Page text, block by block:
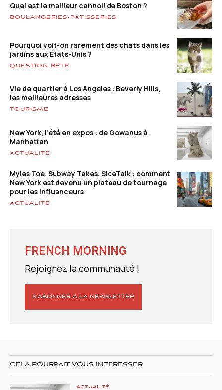
Quel est le meilleur cannoli de Boston ?
BOULANGERIES-PÂTISSERIES
Pourquoi voit-on rarement des chats dans les
jardins aux États-Unis ?
QUESTION BÊTE
Vie de quartier à Los Angeles : Beverly Hills,
les meilleures adresses
TOURISME
New York, l’été en expos : de Gowanus à
Manhattan
ACTUALITÉ
Myles Toe, Subway Takes, SideTalk : comment
New York est devenu un plateau de tournage
pour les influenceurs
ACTUALITÉ
FRENCH MORNING
Rejoignez la communauté !
S’ABONNER À LA NEWSLETTER
CELA POURRAIT VOUS INTÉRESSER
ACTUALITÉ